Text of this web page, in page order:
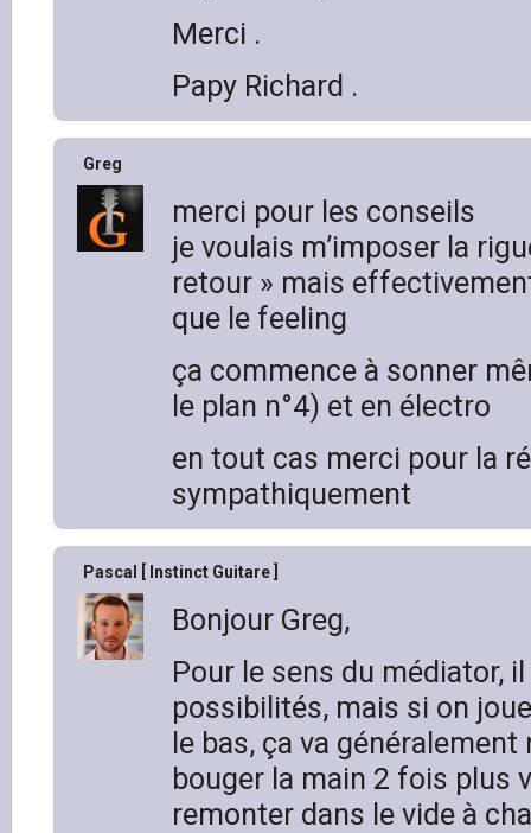
Merci .
Papy Richard .
Greg
merci pour les conseils
je voulais m’imposer la
retour » mais
que le feeling
ça commence à sonner
le plan n°4) et en électro
en tout cas merci pour la
sympathiquement
Pascal [ Instinct Guitare ]
Bonjour Greg,
Pour le sens du médiator,
possibilités, mais si on
le bas, ça va
bouger la main 2 fois plus
remonter dans le vide à